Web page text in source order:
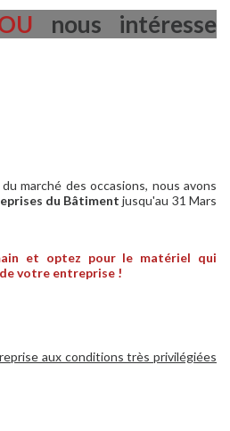
nous intéresse
marché des occasions, nous avons
du Bâtimentjusqu'au 31 Mars
et optez pour le matériel qui
votre entreprise !
aux conditions très privilégiées